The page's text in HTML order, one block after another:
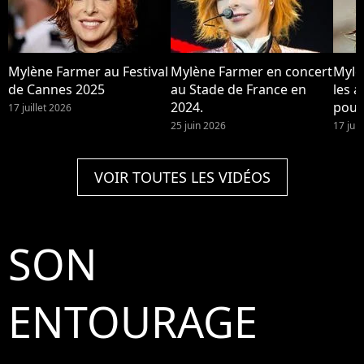
Mylène Farmer au Festival
de Cannes 2025
17 juillet 2026
Mylène Farmer en concert
au Stade de France en
2024.
25 juin 2026
les
17
VOIR TOUTES LES VIDÉOS
SON
ENTOURAGE